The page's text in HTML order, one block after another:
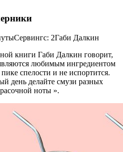
2Габи Далкин
книги Габи Далкин говорит,
любимым ингредиентом
спелости и не испортится.
день делайте смузи разных
ноты ».